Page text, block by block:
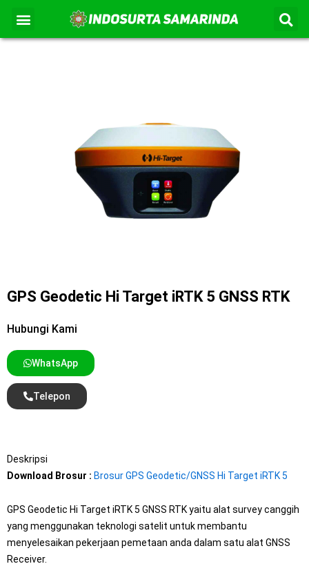
konten
Menu
GPS Geodetic Hi Target iRTK 5 GNSS RTK
Hubungi Kami
WhatsApp
Telepon
Deskripsi
Download Brosur : Brosur GPS Geodetic/GNSS Hi Target iRTK 5
GPS Geodetic Hi Target iRTK 5 GNSS RTK yaitu alat survey canggih
yang menggunakan teknologi satelit untuk membantu
menyelesaikan pekerjaan pemetaan anda dalam satu alat GNSS
Receiver.